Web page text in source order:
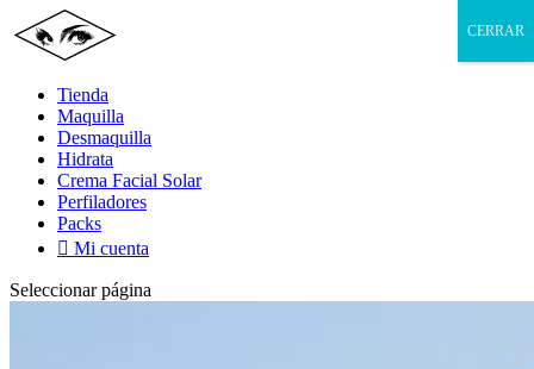
Tienda
Maquilla
Desmaquilla
Hidrata
Crema Facial Solar
Perfiladores
Packs
 Mi cuenta
Seleccionar página
CERRAR